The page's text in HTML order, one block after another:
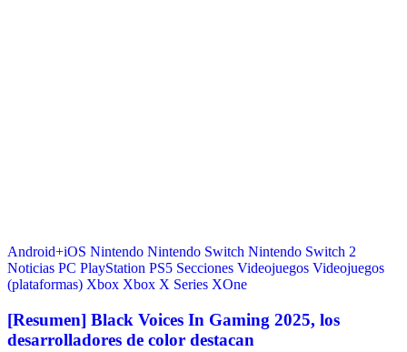
Android+iOS Nintendo Nintendo Switch Nintendo Switch 2
Noticias PC PlayStation PS5 Secciones Videojuegos Videojuegos
(plataformas) Xbox Xbox X Series XOne
[Resumen] Black Voices In Gaming 2025, los
desarrolladores de color destacan